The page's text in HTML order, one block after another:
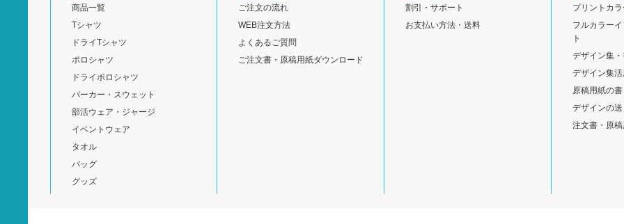
商品一覧
Tシャツ
ドライTシャツ
ポロシャツ
ドライポロシャツ
パーカー・スウェット
部活ウェア・ジャージ
イベントウェア
タオル
バッグ
グッズ
ご注文の流れ
WEB注文方法
よくあるご質問
ご注文書・原稿用紙ダウンロード
割引・サポート
お支払い方法・送料
プリントカ
フルカラー
ト
デザイン集
デザイン集
原稿用紙の
デザインの
注文書・原